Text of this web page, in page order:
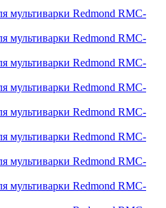
мультиварки Redmond RMC-
мультиварки Redmond RMC-
мультиварки Redmond RMC-
мультиварки Redmond RMC-
мультиварки Redmond RMC-
мультиварки Redmond RMC-
мультиварки Redmond RMC-
мультиварки Redmond RMC-